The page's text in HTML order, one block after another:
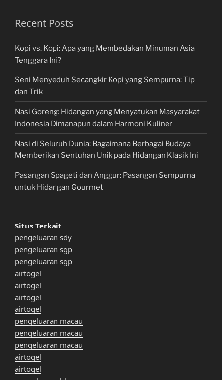
Recent Posts
Kopi vs. Kopi: Apa yang Membedakan Minuman Asia
Tenggara Ini?
Seni Menyeduh Secangkir Kopi yang Sempurna: Tip
dan Trik
Nasi Goreng: Hidangan yang Menyatukan Masyarakat
Indonesia Dimanapun dalam Harmoni Kuliner
Nasi di Seluruh Dunia: Bagaimana Berbagai Budaya
Memberikan Sentuhan Unik pada Hidangan Klasik Ini
Pasangan Spageti dan Anggur: Pasangan Sempurna
untuk Hidangan Gourmet
Situs Terkait
pengeluaran sdy
pengeluaran sgp
pengeluaran sgp
airtogel
airtogel
airtogel
airtogel
pengeluaran macau
pengeluaran macau
pengeluaran macau
airtogel
airtogel